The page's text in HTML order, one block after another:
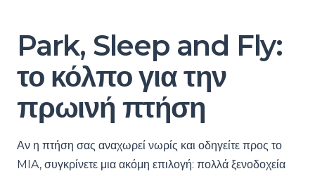
Park, Sleep and Fly:
το κόλπο για την
πρωινή πτήση
Αν η πτήση σας αναχωρεί νωρίς και οδηγείτε προς το
MIA, συγκρίνετε μια ακόμη επιλογή: πολλά ξενοδοχεία